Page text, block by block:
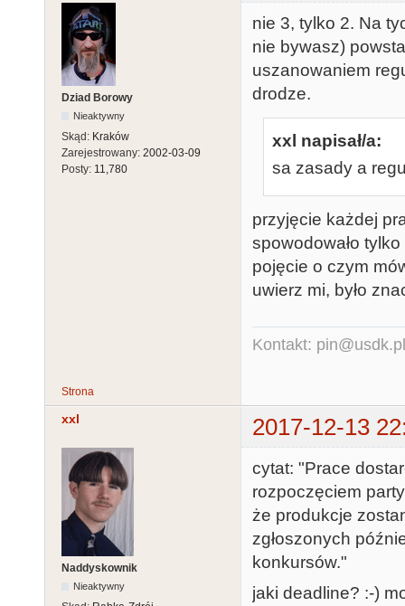
Dziad Borowy
Nieaktywny
Skąd: Kraków
Zarejestrowany: 2002-03-09
Posty: 11,780
nie 3, tylko 2. Na
nie bywasz)
uszanowaniem
drodze.
xxl napisał/a:
sa zasady a
przyjęcie każdej
spowodowało
pojęcie o czym
uwierz mi, było
Kontakt: pin@usdk.pl
Strona
xxl 2017-12-13
Naddyskownik
Nieaktywny
cytat: "Prace
rozpoczęciem
że produkcje
zgłoszonych
konkursów."
jaki deadline? :-)